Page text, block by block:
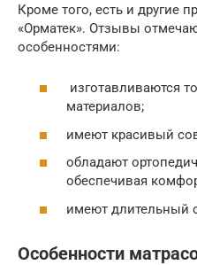
Кроме того, есть и другие
«Орматек». Отзывы
особенностями:
изготавливаются
материалов;
имеют красивый
обладают
обеспечивая
имеют длительный
Особенности